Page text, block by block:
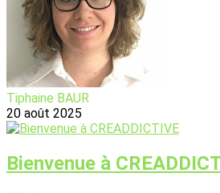
Tiphaine BAUR
20 août 2025
Bienvenue à